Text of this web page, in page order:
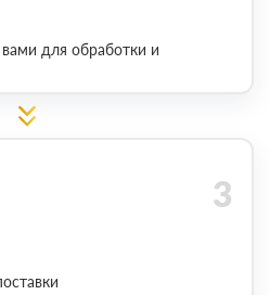
для обработки и